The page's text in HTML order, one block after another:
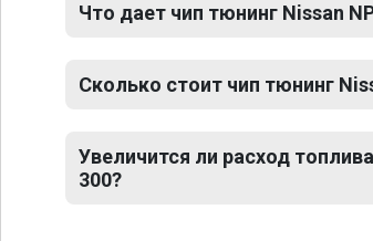
Что дает чип тюнинг Nissan
Сколько стоит чип тюнинг
Увеличится ли расход
300?